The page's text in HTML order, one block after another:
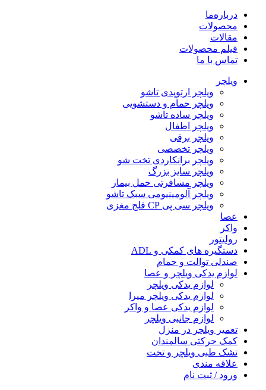
درباره‌ما
محصولات
مقالات
فیلم محصولات
تماس با ما
ویلچر
ویلچر ارتوپدی تاشو
ویلچر حمام و دستشویی
ویلچر ساده تاشو
ویلچر اطفال
ویلچر برقی
ویلچر تخصصی
ویلچر برانکاردی تخت شو
ویلچر سایز بزرگ
ویلچر مسافرتی حمل بیمار
ویلچر آلومینیومی سبک تاشو
ویلچر سی پی CP فلج مغزی
عصا
واکر
رولیتور
دستگیره های کمکی و ADL
صندلی توالت و حمام
لوازم یدکی ویلچر و عصا
لوازم یدکی ویلچر
لوازم یدکی ویلچر میرا
لوازم یدکی عصا و واکر
لوازم جانبی ویلچر
تعمیر ویلچر در منزل
کمک حرکتی سالمندان
تشک طبی ویلچر و تخت
علاقه مندی
ورود / ثبت نام